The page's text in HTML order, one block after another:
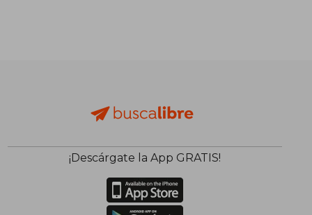
¡Descárgate la App GRATIS!